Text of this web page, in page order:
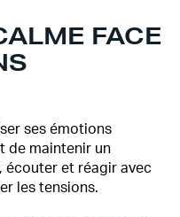
FACE
ses émotions
de maintenir un
écouter et réagir avec
les tensions.